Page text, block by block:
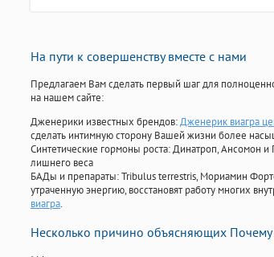
На пути к совершенству вместе с нами
Предлагаем Вам сделать первый шаг для
на нашем сайте:
Дженерики известных брендов:Дженерик виагра
сделать интимную сторону Вашей жизни более
Синтетические гормоны роста: Динатроп, Ансомон и
лишнего веса
БАДы и препараты:Tribulus terrestris, Мориамин
утраченную энергию, восстановят работу многих
виагра.
Несколько причино объясняющих Почему